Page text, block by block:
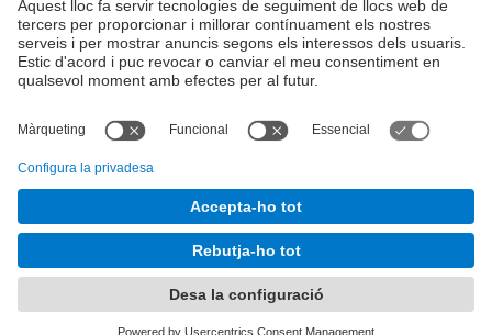
La recerca a la UPC
La transferència, l'emprenedoria i
la innovació a la UPC
Foment i suport a la recerca
transferència, l'emprenedoria i la
Serveis per a empreses
UPCshop, marxandatge
Sala de premsa
Seguretat i salut
© UPC Universitat Politècnica de Catalunya - BarcelonaTech
Accessibilitat
Configuració de privadesa